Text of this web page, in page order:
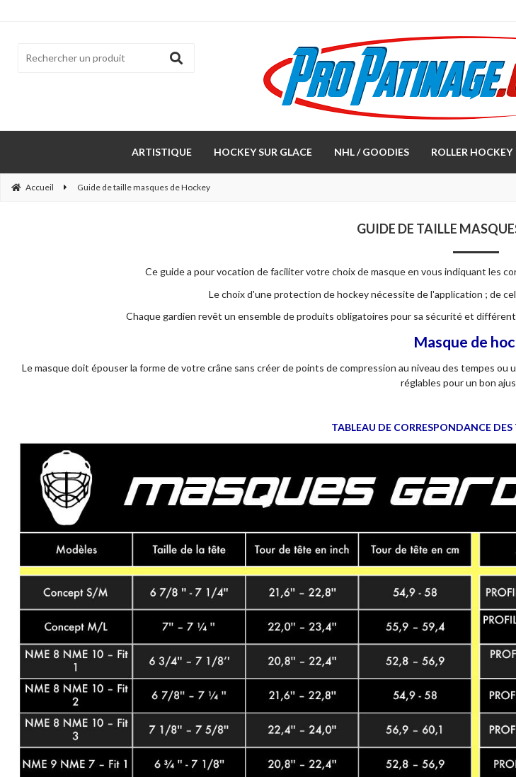
ARTISTIQUE HOCKEY SUR GLACE NHL / GOODIES ROLLER HOCKEY
Accueil Guide de taille masques de Hockey
GUIDE DE TAILLE
Ce guide a pour vocation de faciliter votre choix de masque en vous indiquant les
Le choix d'une protection de hockey nécessite de l'application ; de
Chaque gardien revêt un ensemble de produits obligatoires pour sa sécurité et
Masque de
Le masque doit épouser la forme de votre crâne sans créer de points de compression au niveau des tempes
réglables pour un bon
TABLEAU DE CORRESPONDANCE